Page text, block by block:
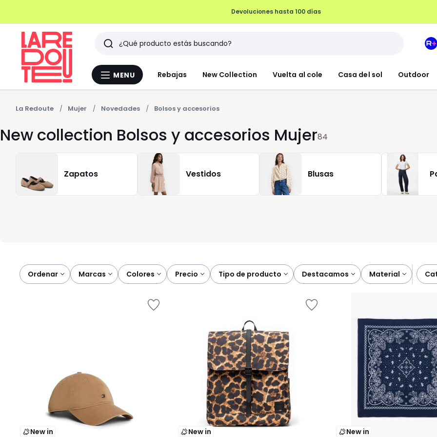
Devoluciones hasta 100 días
Menu
MENU Rebajas New Collection Vuelta al cole Casa del sol Outdoor
Buscar
Últimos
artículos
vistos
Mi
La Redoute Mujer Novedades Bolsos y accesorios
New collection Bolsos y accesorios Mujer84
Zapatos Vestidos Blusas
Ordenar
marcas colores precio tipo de producto destacamos material
New in New in New in